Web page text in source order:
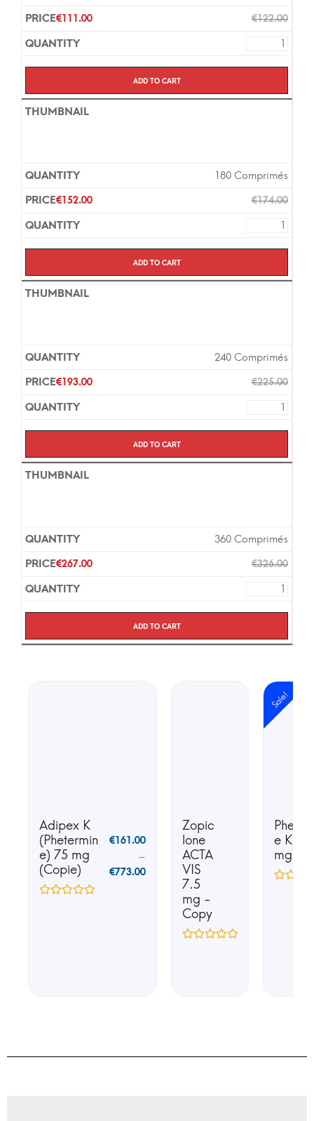
€122.00
€111.00
Add to cart
180 Comprimés
€174.00
€152.00
Add to cart
240 Comprimés
€225.00
€193.00
Add to cart
360 Comprimés
€326.00
€267.00
Add to cart
Adipex K
(Phetermin
e) 75 mg
(Copie)
€161.00
–
€773.00
Zopic
lone
ACTA
VIS
7.5
mg -
Copy
Sale!
e K25
mg